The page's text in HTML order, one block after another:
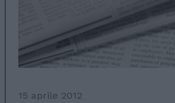
15 aprile 2012